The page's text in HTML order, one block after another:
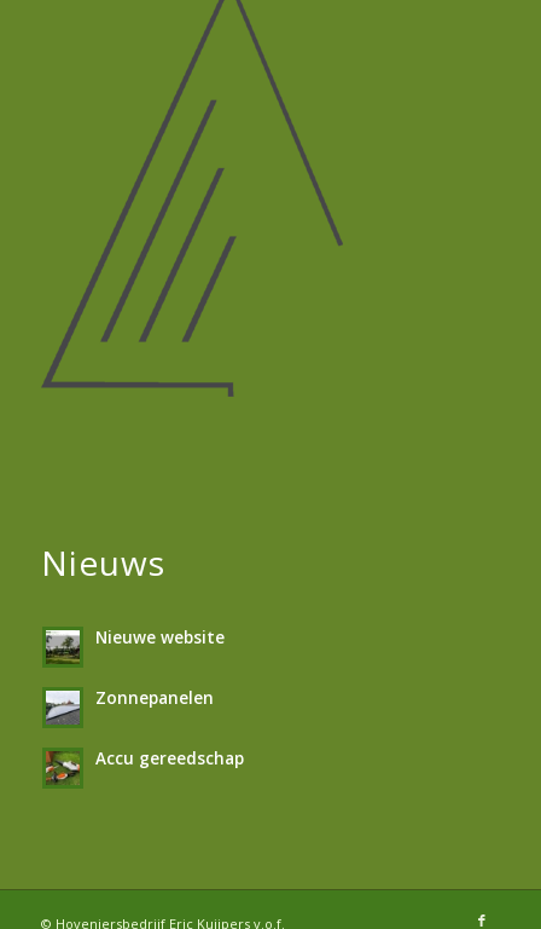
Nieuws
Nieuwe website
Zonnepanelen
Accu gereedschap
© Hoveniersbedrijf Eric Kuijpers v.o.f.